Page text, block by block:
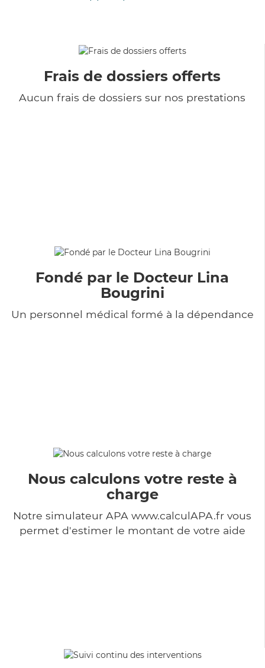
Frais de dossiers offerts
Aucun frais de dossiers sur nos prestations
Fondé par le Docteur Lina
Bougrini
Un personnel médical formé à la dépendance
Nous calculons votre reste à
charge
Notre simulateur APA www.calculAPA.fr vous
permet d'estimer le montant de votre aide